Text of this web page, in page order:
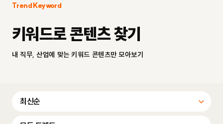
Trend Keyword
키워드로 콘텐츠 찾기
내 직무, 산업에 맞는 키워드 콘텐츠만 모아보기